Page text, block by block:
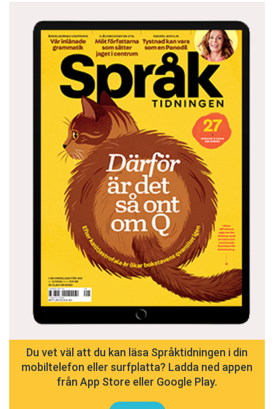
Du vet väl att du kan läsa Språktidningen i din
mobiltelefon eller surfplatta? Ladda ned appen
från App Store eller Google Play.